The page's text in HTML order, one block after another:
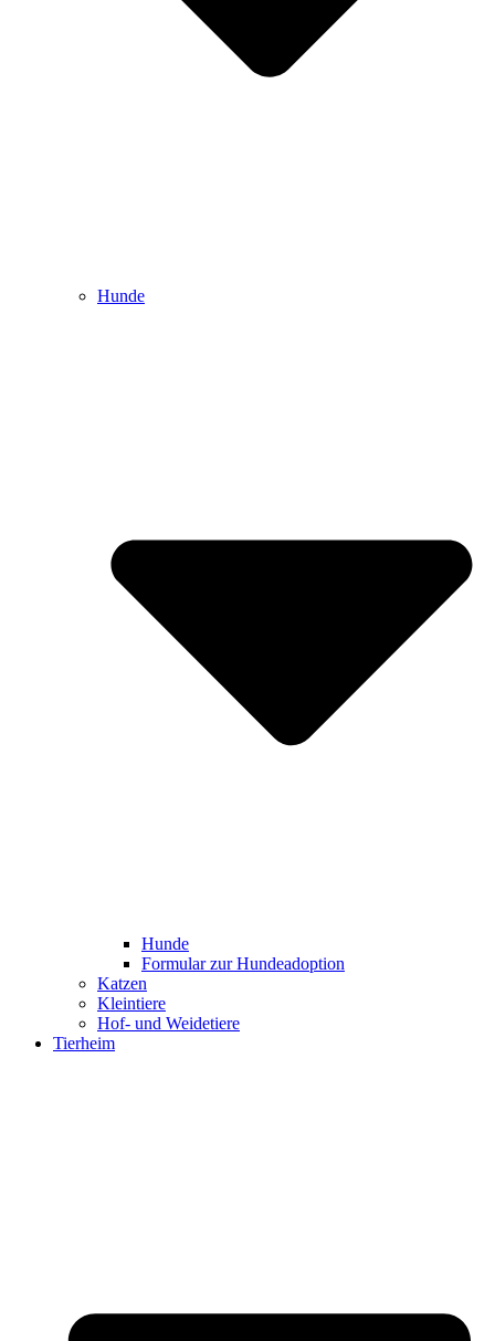
Hunde
Hunde
Formular zur Hundeadoption
Katzen
Kleintiere
Hof- und Weidetiere
Tierheim